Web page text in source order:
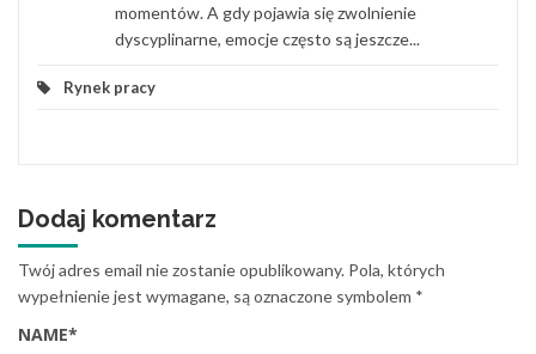
momentów. A gdy pojawia się zwolnienie
dyscyplinarne, emocje często są jeszcze...
Rynek pracy
Dodaj komentarz
Twój adres email nie zostanie opublikowany. Pola, których
wypełnienie jest wymagane, są oznaczone symbolem *
NAME*